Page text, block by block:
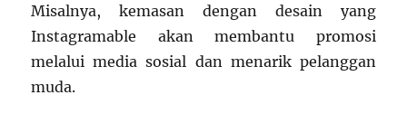
Misalnya, kemasan dengan desain yang
Instagramable akan membantu promosi
melalui media sosial dan menarik pelanggan
muda.